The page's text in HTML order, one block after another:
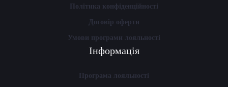
Політика конфіденційності
Договір оферти
Умови програми лояльності
Інформація
Програма лояльності